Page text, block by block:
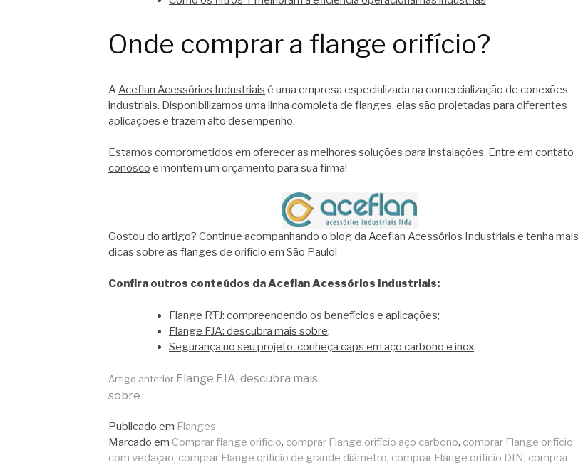
Onde comprar a flange orifício?
A Aceflan Acessórios Industriais é uma empresa especializada na comercialização de conexões
industriais. Disponibilizamos uma linha completa de flanges, elas são projetadas para diferentes
aplicações e trazem alto desempenho.
Estamos comprometidos em oferecer as melhores soluções para instalações. Entre em contato
conosco e montem um orçamento para sua firma!
Gostou do artigo? Continue acompanhando o blog da Aceflan Acessórios Industriais e tenha mais
dicas sobre as flanges de orifício em São Paulo!
Confira outros conteúdos da Aceflan Acessórios Industriais:
Flange RTJ: compreendendo os benefícios e aplicações;
Flange FJA: descubra mais sobre;
Segurança no seu projeto: conheça caps em aço carbono e inox.
Continue
lendo
Artigo anterior Flange FJA: descubra mais
sobre
Publicado em Flanges
Marcado em Comprar flange orifício, comprar Flange orifício aço carbono, comprar Flange orifício
com vedação, comprar Flange orifício de grande diâmetro, comprar Flange orifício DIN, comprar